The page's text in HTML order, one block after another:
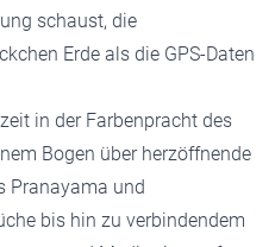
schaust, die
Erde als die GPS-Daten
in der Farbenpracht des
Bogen über herzöffnende
Pranayama und
bis hin zu verbindendem